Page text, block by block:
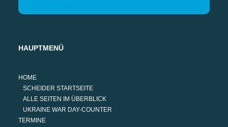
HAUPTMENÜ
HOME
SCHEIDER STARTSEITE
ALLE SEITEN IM ÜBERBLICK
UKRAINE WAR DAY-COUNTER
TERMINE